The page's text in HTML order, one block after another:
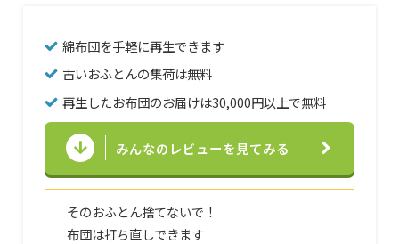
綿布団を手軽に再生できます
古いおふとんの集荷は無料
再生したお布団のお届けは30,000円以上で無料
みんなのレビューを見てみる
そのおふとん捨てないで！
布団は打ち直しできます